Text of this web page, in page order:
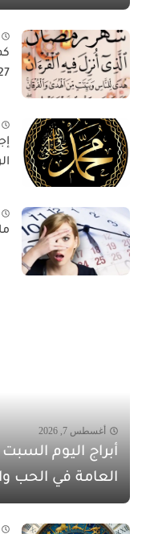
2027؟
أغسطس 7, 2026
العامة في الحب